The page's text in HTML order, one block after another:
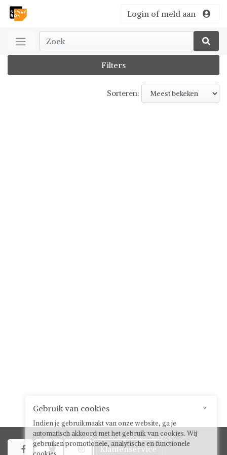
Login of meld aan
Filters
Sorteren:
   Klantenservice
×
Gebruik van cookies
Indien je gebruikmaakt van onze website, ga je
automatisch akkoord met het gebruik van cookies. Wij
gebruiken promotionele, analytische en functionele